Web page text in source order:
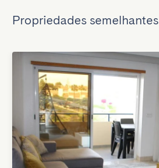
Propriedades semelhantes